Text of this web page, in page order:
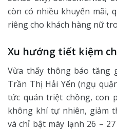
còn có nhiều khuyến mãi,
riêng cho khách hàng nữ
Xu hướng tiết kiệm
Vừa thấy thông báo tăng
Trần Thị Hải Yến (ngụ
tức quán triệt chồng, con
không khí tự nhiên, giảm
và chỉ bật máy lạnh 26 –